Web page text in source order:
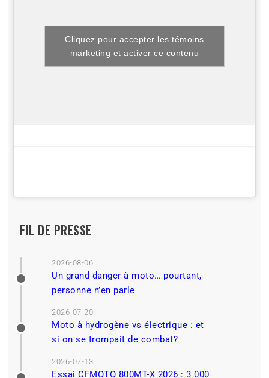
Cliquez pour accepter les témoins
marketing et activer ce contenu
FIL DE PRESSE
2026-08-06
Un grand danger à moto… pourtant,
personne n’en parle
2026-07-20
Moto à hydrogène vs électrique : et
si on se trompait de combat?
2026-07-13
Essai CFMOTO 800MT-X 2026 : 3 000